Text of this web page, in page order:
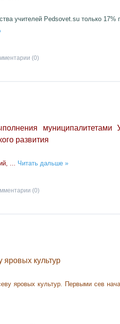
учителей Pedsovet.su только
(0)
муниципалитетами
развития
... Читать дальше »
(0)
яровых культур
яровых культур. Первыми сев